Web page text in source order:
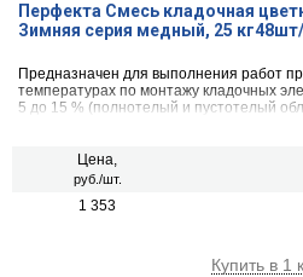
Перфекта Смесь кладочная
Зимняя серия медный, 25
Предназначен для выполнения работ
температурах по монтажу кладочных
5 до 15 % (полнотелый и пустотелый
Цена,
руб./шт.
1 353
Купить в 1